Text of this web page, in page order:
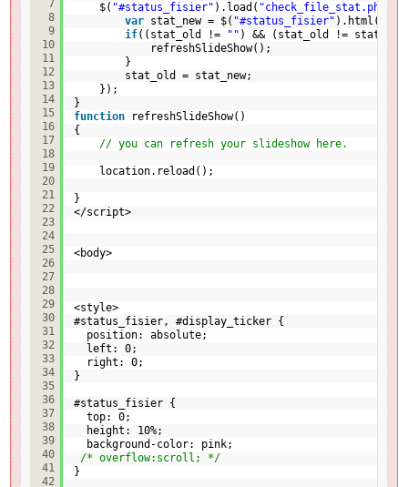
7
8
9
10
11
12
13
14
15
16
17
18
19
20
21
22
23
24
25
26
27
28
29
30
31
32
33
34
35
36
37
38
39
40
41
42
$( "#status_fisier" ).load( "check_file_stat.php"
var stat_new = $( "#status_fisier" ).html();
if((stat_old != "" ) && (stat_old !=
refreshSlideShow();
}
stat_old = stat_new;
});
}
function
refreshSlideShow()
{
// you can refresh your slideshow here.
location.reload();
}
</script>
<body>
<style>
#status_fisier, #display_ticker {
position: absolute;
left: 0;
right: 0;
}
#status_fisier {
top: 0;
height: 10%;
background-color: pink;
/* overflow:scroll; */
}